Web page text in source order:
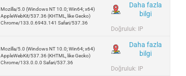
Mozilla/5.0 (Windows NT 10.0; Win64; x64)
AppleWebKit/537.36 (KHTML, like Gecko)
Chrome/133.0.6943.141 Safari/537.36
Daha fazla
bilgi
Doğruluk: IP
Mozilla/5.0 (Windows NT 10.0; Win64; x64)
AppleWebKit/537.36 (KHTML, like Gecko)
Chrome/133.0.0.0 Safari/537.36
Daha fazla
bilgi
Doğruluk: IP